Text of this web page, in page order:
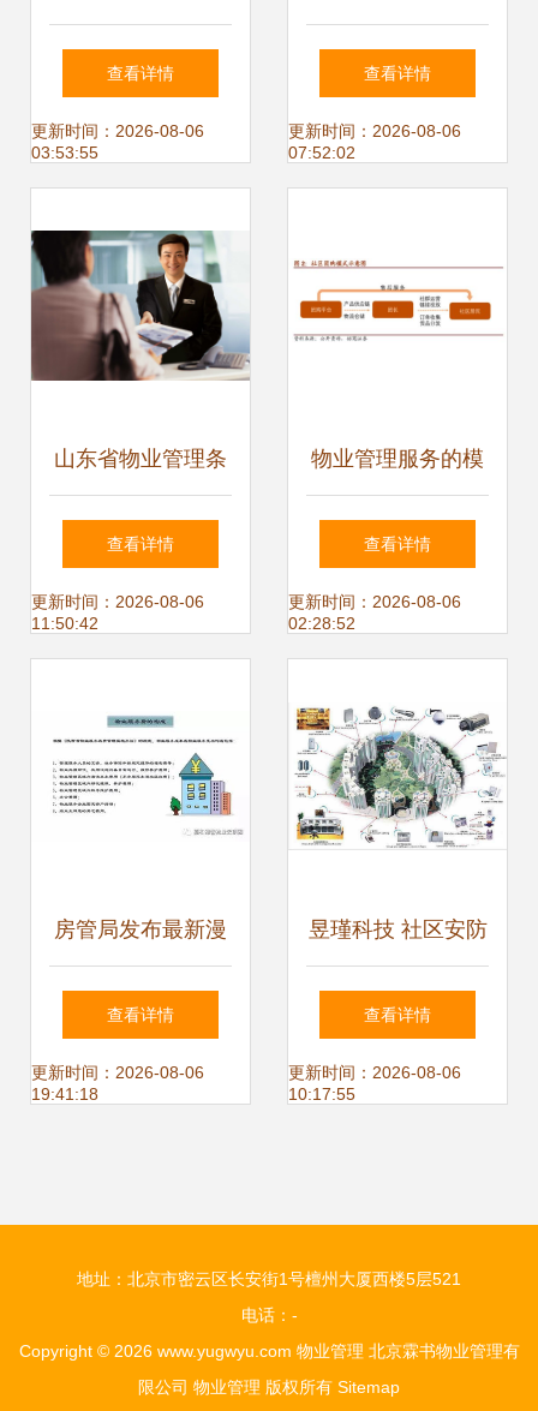
荣膺中国房地产产
品力与交付力双项
查看详情
更新时间：2026-08-06
03:53:55
第四学校物业日志
细节成就品质，守
查看详情
更新时间：2026-08-06
07:52:02
山东省物业管理条
例与物业服务收费
办法要点解析
查看详情
更新时间：2026-08-06
11:50:42
物业管理服务的模
块化创新（二） 细
化应用与实践路径
查看详情
更新时间：2026-08-06
02:28:52
房管局发布最新漫
画 物业管理管什
么？
查看详情
更新时间：2026-08-06
19:41:18
昱瑾科技 社区安防
重要性不容忽视，
物业管理需与时俱
查看详情
更新时间：2026-08-06
10:17:55
地址：北京市密云区长安街1号檀州大厦西楼5层521
电话：-
Copyright © 2026 www.yugwyu.com 物业管理 北京霖书物业管理有
限公司 物业管理 版权所有 Sitemap